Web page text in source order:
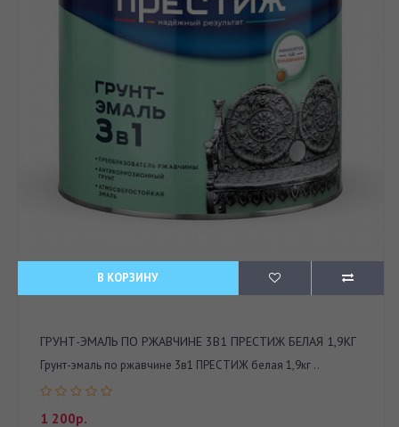
В КОРЗИНУ
ГРУНТ-ЭМАЛЬ ПО РЖАВЧИНЕ 3В1 ПРЕСТИЖ БЕЛАЯ 1,9КГ
Грунт-эмаль по ржавчине 3в1 ПРЕСТИЖ белая 1,9кг ..
1 200р.